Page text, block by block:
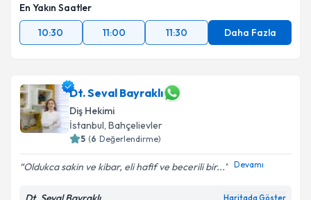
En Yakın Saatler
10:30
11:00 11:30 Daha Fazla
Dt. Seval Bayraklı
Diş Hekimi
İstanbul, Bahçelievler
5 (6 Değerlendirme)
Oldukca sakin ve kibar, eli hafif ve becerili bir... Devamı
Haritada Göster